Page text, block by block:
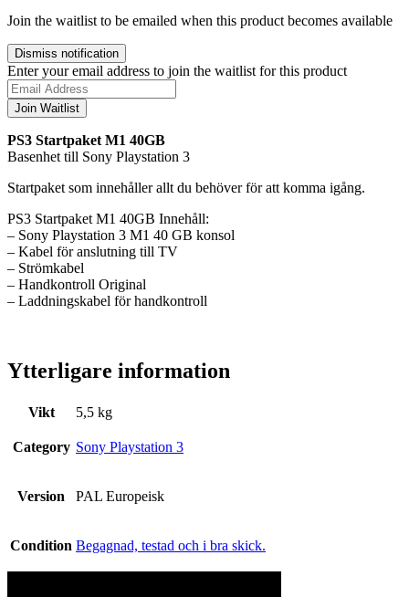
Join the waitlist to be emailed when this product becomes available
Dismiss notification
Enter your email address to join the waitlist for this product
Join Waitlist
PS3 Startpaket M1 40GB
Basenhet till Sony Playstation 3
Startpaket som innehåller allt du behöver för att komma igång.
PS3 Startpaket M1 40GB Innehåll:
– Sony Playstation 3 M1 40 GB konsol
– Kabel för anslutning till TV
– Strömkabel
– Handkontroll Original
– Laddningskabel för handkontroll
Ytterligare information
Vikt 5,5 kg
Category Sony Playstation 3
Version PAL Europeisk
Condition Begagnad, testad och i bra skick.